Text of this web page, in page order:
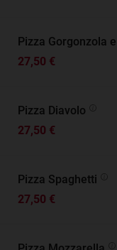
Pizza Gorgonzola
27,50 €
Pizza Diavolo
27,50 €
Pizza Spaghetti
27,50 €